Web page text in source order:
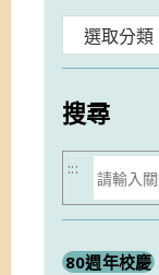
類
搜尋
搜
尋
:::
80週年校慶